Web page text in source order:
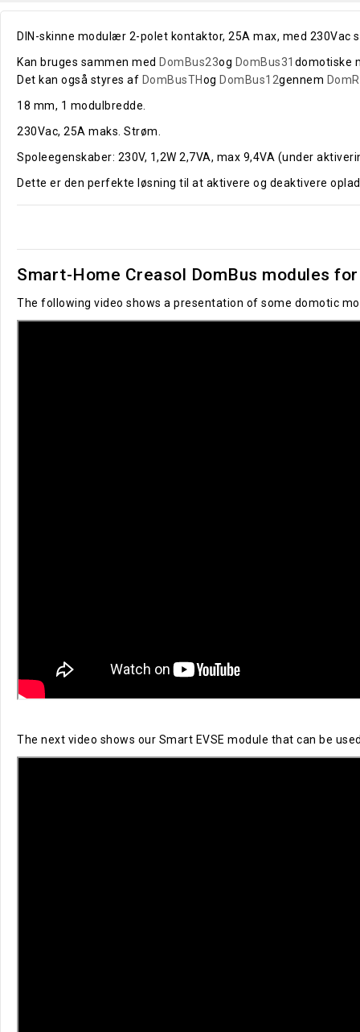
DIN-skinne modulær 2-polet kontaktor, 25A max, med 230Vac
Kan bruges sammen med DomBus23og DomBus31 domotiske
Det kan også styres af DomBusTHog DomBus12gennem
18 mm, 1 modulbredde.
230Vac, 25A maks. Strøm.
Spoleegenskaber: 230V, 1,2W 2,7VA, max 9,4VA (under
Dette er den perfekte løsning til at aktivere og deaktivere
Smart-Home Creasol DomBus modules
The following video shows a presentation of some domotic
The next video shows our Smart EVSE module that can be